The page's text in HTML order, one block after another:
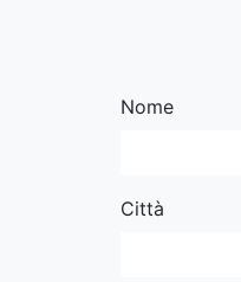
Nome
Città